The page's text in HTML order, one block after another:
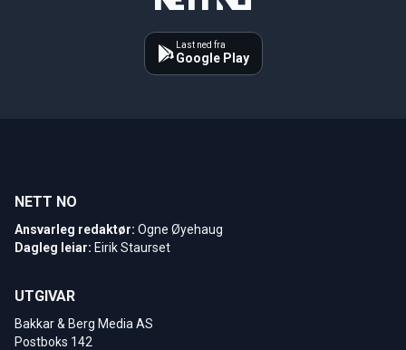
Last ned fra
Google Play
NETT NO
Ansvarleg redaktør: Ogne Øyehaug
Dagleg leiar: Eirik Staurset
UTGIVAR
Bakkar & Berg Media AS
Postboks 142